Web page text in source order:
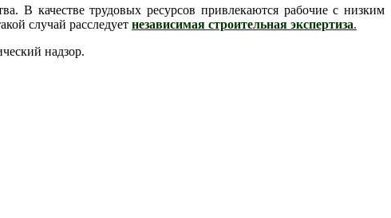
В качестве трудовых ресурсов привлекаются рабочие с низким
случай расследует независимая строительная экспертиза.
надзор.